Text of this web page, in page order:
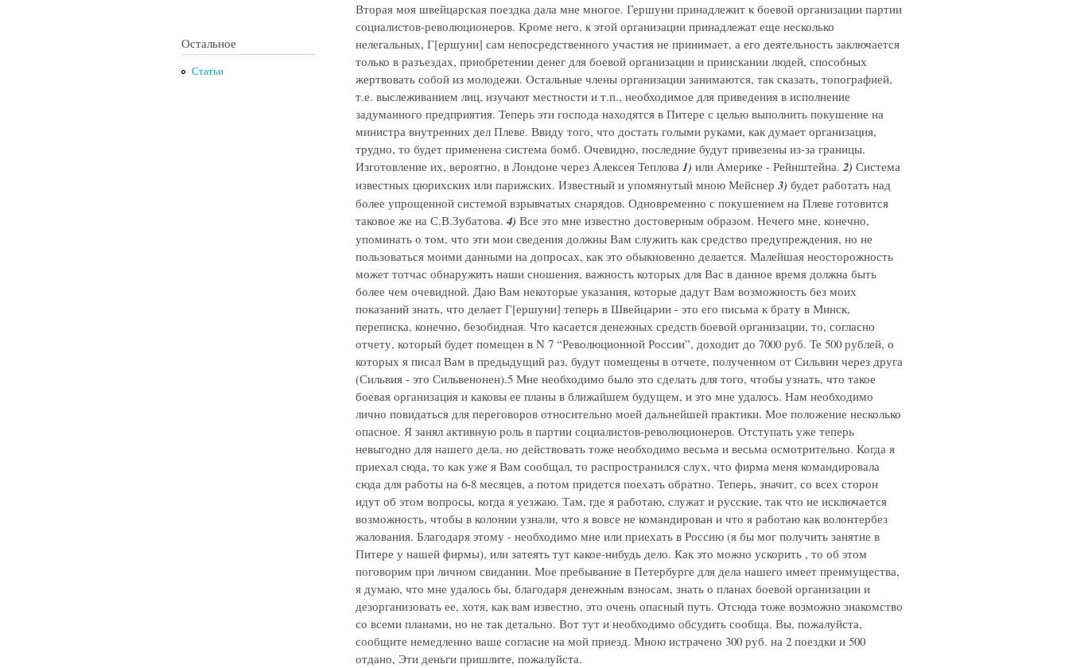
Остальное
Статьи
Вторая моя швейцарская поездка дала мне многое. Гершуни принадлежит к боевой организации партии
социалистов-революционеров. Кроме него, к этой организации принадлежат еще несколько
нелегальных, Г[ершуни] сам непосредственного участия не принимает, а его деятельность заключается
только в разъездах, приобретении денег для боевой организации и приискании людей, способных
жертвовать собой из молодежи. Остальные члены организации занимаются, так сказать, топографией,
т.е. выслеживанием лиц, изучают местности и т.п., необходимое для приведения в исполнение
задуманного предприятия. Теперь эти господа находятся в Питере с целью выполнить покушение на
министра внутренних дел Плеве. Ввиду того, что достать голыми руками, как думает организация,
трудно, то будет применена система бомб. Очевидно, последние будут привезены из-за границы.
Изготовление их, вероятно, в Лондоне через Алексея Теплова 1) или Америке - Рейнштейна.2) Система
известных цюрихских или парижских. Известный и упомянутый мною Мейснер 3) будет работать над
более упрощенной системой взрывчатых снарядов. Одновременно с покушением на Плеве готовится
таковое же на С.В.Зубатова. 4) Все это мне известно достоверным образом. Нечего мне, конечно,
упоминать о том, что эти мои сведения должны Вам служить как средство предупреждения, но не
пользоваться моими данными на допросах, как это обыкновенно делается. Малейшая неосторожность
может тотчас обнаружить наши сношения, важность которых для Вас в данное время должна быть
более чем очевидной. Даю Вам некоторые указания, которые дадут Вам возможность без моих
показаний знать, что делает Г[ершуни] теперь в Швейцарии - это его письма к брату в Минск,
переписка, конечно, безобидная. Что касается денежных средств боевой организации, то, согласно
отчету, который будет помещен в N 7 “Революционной России”, доходит до 7000 руб. Те 500 рублей, о
которых я писал Вам в предыдущий раз, будут помещены в отчете, полученном от Сильвии через друга
(Сильвия - это Сильвенонен).5 Мне необходимо было это сделать для того, чтобы узнать, что такое
боевая организация и каковы ее планы в ближайшем будущем, и это мне удалось. Нам необходимо
лично повидаться для переговоров относительно моей дальнейшей практики. Мое положение несколько
опасное. Я занял активную роль в партии социалистов-революционеров. Отступать уже теперь
невыгодно для нашего дела, но действовать тоже необходимо весьма и весьма осмотрительно. Когда я
приехал сюда, то как уже я Вам сообщал, то распространился слух, что фирма меня командировала
сюда для работы на 6-8 месяцев, а потом придется поехать обратно. Теперь, значит, со всех сторон
идут об этом вопросы, когда я уезжаю. Там, где я работаю, служат и русские, так что не исключается
возможность, чтобы в колонии узнали, что я вовсе не командирован и что я работаю как волонтербез
жалования. Благодаря этому - необходимо мне или приехать в Россию (я бы мог получить занятие в
Питере у нашей фирмы), или затеять тут какое-нибудь дело. Как это можно ускорить , то об этом
поговорим при личном свидании. Мое пребывание в Петербурге для дела нашего имеет преимущества,
я думаю, что мне удалось бы, благодаря денежным взносам, знать о планах боевой организации и
дезорганизовать ее, хотя, как вам известно, это очень опасный путь. Отсюда тоже возможно знакомство
со всеми планами, но не так детально. Вот тут и необходимо обсудить сообща. Вы, пожалуйста,
сообщите немедленно ваше согласие на мой приезд. Мною истрачено 300 руб. на 2 поездки и 500
отдано, Эти деньги пришлите, пожалуйста.